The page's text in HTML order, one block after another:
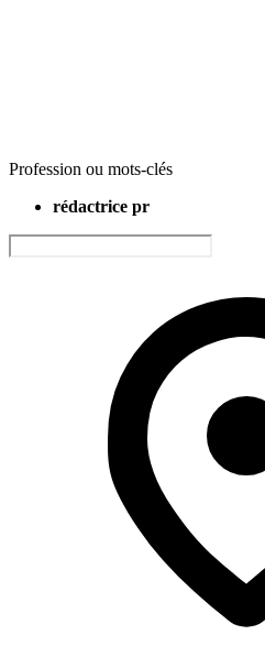
Profession ou mots-clés
rédactrice pr